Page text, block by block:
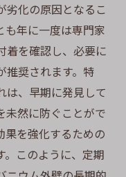
劣化の原因となるこ
も年に一度は専門家
着を確認し、必要に
推奨されます。特
は、早期に発見して
未然に防ぐことがで
果を強化するための
。このように、定期